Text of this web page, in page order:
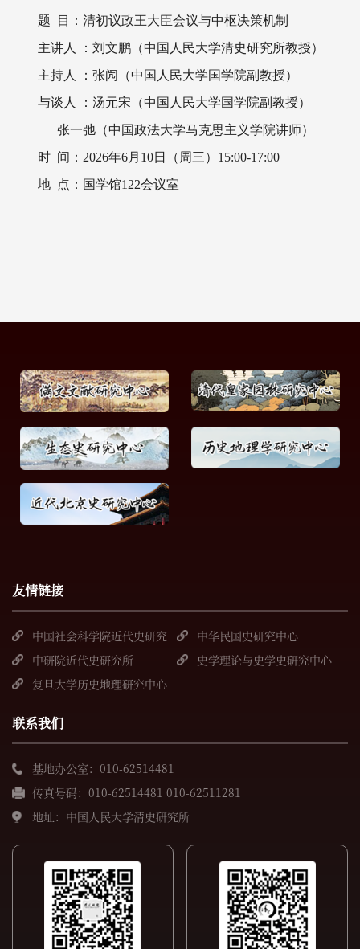
题 目：清初议政王大臣会议与中枢决策机制
主讲人 ：刘文鹏（中国人民大学清史研究所教授）
主持人 ：张闶（中国人民大学国学院副教授）
与谈人 ：汤元宋（中国人民大学国学院副教授）
张一弛（中国政法大学马克思主义学院讲师）
时 间：2026年6月10日（周三）15:00-17:00
地 点：国学馆122会议室
友情链接
中国社会科学院近代史研究
所
中华民国史研究中心
中研院近代史研究所
史学理论与史学史研究中心
复旦大学历史地理研究中心
联系我们
基地办公室：010-62514481
传真号码：010-62514481 010-62511281
地址：中国人民大学清史研究所